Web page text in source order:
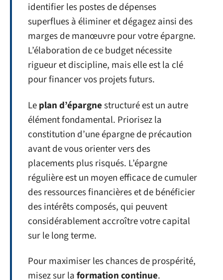
identifier les postes de dépenses
superflues à éliminer et dégagez ainsi des
marges de manœuvre pour votre épargne.
L’élaboration de ce budget nécessite
rigueur et discipline, mais elle est la clé
pour financer vos projets futurs.
Leplan d’épargnestructuré est un autre
élément fondamental. Priorisez la
constitution d’une épargne de précaution
avant de vous orienter vers des
placements plus risqués. L’épargne
régulière est un moyen efficace de cumuler
des ressources financières et de bénéficier
des intérêts composés, qui peuvent
considérablement accroître votre capital
sur le long terme.
Pour maximiser les chances de prospérité,
misez sur laformation continue.